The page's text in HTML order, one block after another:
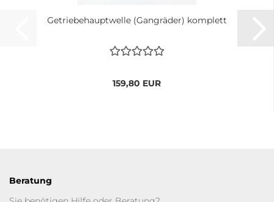
Getriebehauptwelle (Gangräder) komplett
159,80 EUR
Beratung